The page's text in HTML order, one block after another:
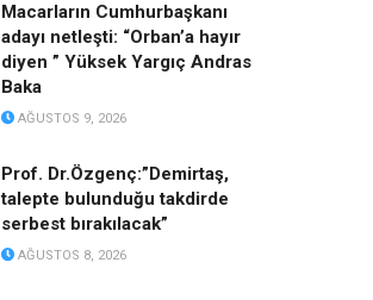
Macarların Cumhurbaşkanı
adayı netleşti: “Orban’a hayır
diyen ” Yüksek Yargıç Andras
Baka
AĞUSTOS 9, 2026
Prof. Dr.Özgenç:”Demirtaş,
talepte bulunduğu takdirde
serbest bırakılacak”
AĞUSTOS 8, 2026